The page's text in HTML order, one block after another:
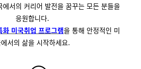
에서의 커리어 발전을 꿈꾸는 모든 분들을
응원합니다.
미국취업 프로그램을 통해 안정적인 미
서의 삶을 시작하세요.